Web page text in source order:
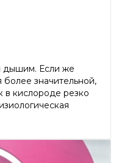
дышим. Если же
более значительной,
в кислороде резко